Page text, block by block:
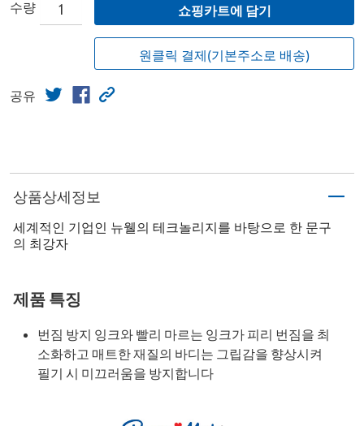
수량 쇼핑카트에 담기
원클릭 결제(기본주소로 배송)
공유
상품상세정보
세계적인 기업인 뉴웰의 테크놀리지를 바탕으로 한 문구
의 최강자
제품 특징
번짐 방지 잉크와 빨리 마르는 잉크가 피리 번짐을 최
소화하고 매트한 재질의 바디는 그립감을 향상시켜
필기 시 미끄러움을 방지합니다